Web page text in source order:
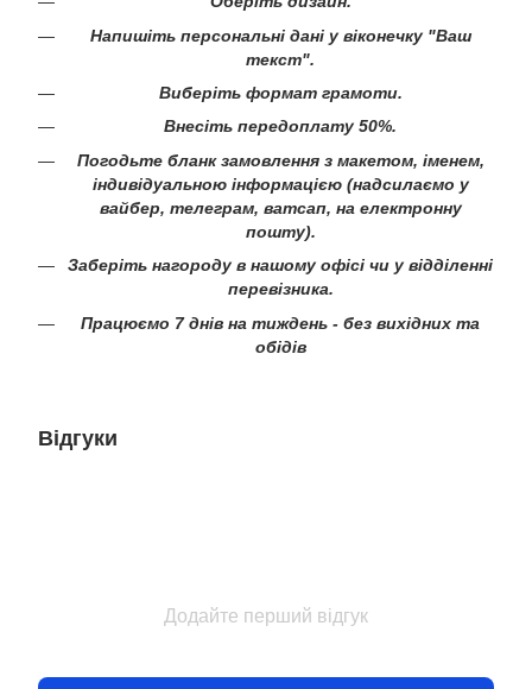
Напишіть персональні дані у віконечку "Ваш
текст".
Виберіть формат грамоти.
Внесіть передоплату 50%.
Погодьте бланк замовлення з макетом, іменем,
індивідуальною інформацією (надсилаємо у
вайбер, телеграм, ватсап, на електронну
пошту).
Заберіть нагороду в нашому офісі чи у відділенні
перевізника.
Працюємо 7 днів на тиждень - без вихідних та
обідів
Відгуки
Додайте перший відгук